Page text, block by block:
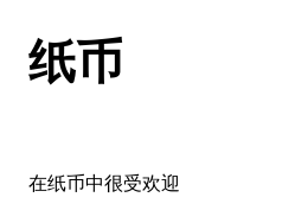
纸币
在纸币中很受欢迎